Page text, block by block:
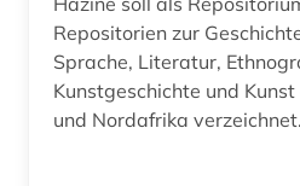
Repositorien zur
Sprache, Literatur,
Kunstgeschichte und
und Nordafrika verzeichnet.